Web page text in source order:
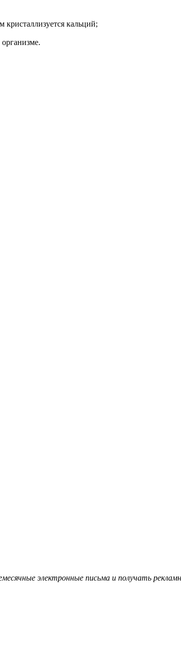
кристаллизуется кальций;
электронные письма и получать